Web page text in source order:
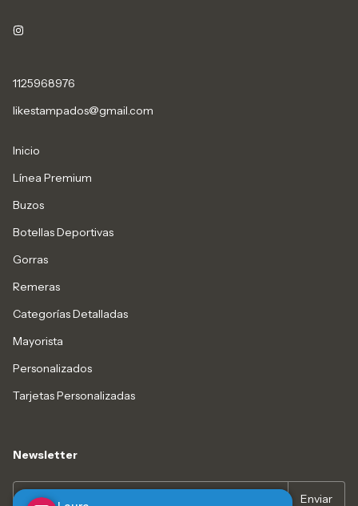
1125968976
likestampados@gmail.com
Inicio
Línea Premium
Buzos
Botellas Deportivas
Gorras
Remeras
Categorías Detalladas
Mayorista
Personalizados
Tarjetas Personalizadas
Newsletter